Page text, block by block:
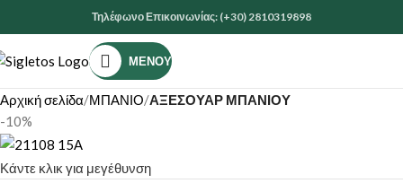
Τηλέφωνο Επικοινωνίας: (+30) 2810319898
ΜΕΝΟΎ
Αρχική σελίδα ΜΠΑΝΙΟ ΑΞΕΣΟΥΑΡ ΜΠΑΝΙΟΥ
-10%
Κάντε κλικ για μεγέθυνση